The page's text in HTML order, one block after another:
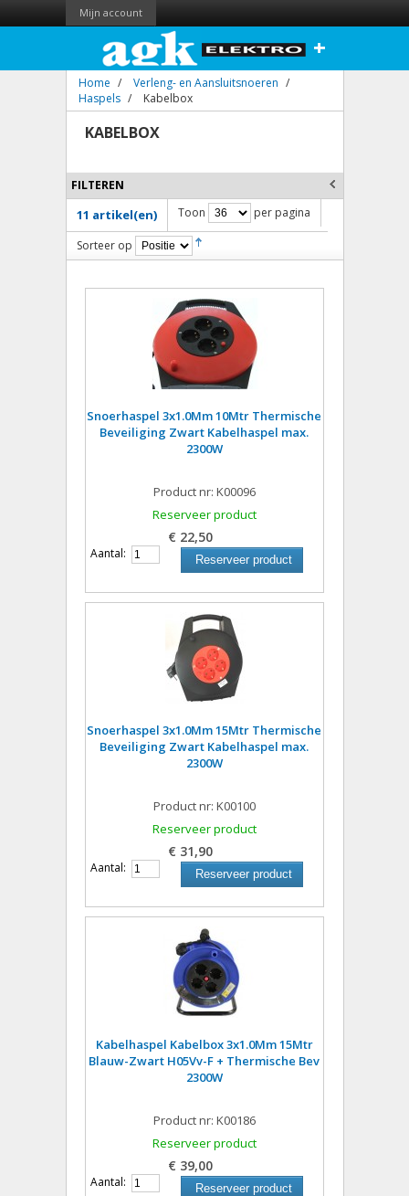
Mijn account
+
Home / Verleng- en Aansluitsnoeren /
Haspels / Kabelbox
KABELBOX
FILTEREN
11 artikel(en) Toon per pagina
Sorteer op
Snoerhaspel 3x1.0Mm 10Mtr Thermische
Beveiliging Zwart Kabelhaspel max.
2300W
Product nr: K00096
Reserveer product
€ 22,50
Aantal: Reserveer product
Snoerhaspel 3x1.0Mm 15Mtr Thermische
Beveiliging Zwart Kabelhaspel max.
2300W
Product nr: K00100
Reserveer product
€ 31,90
Aantal: Reserveer product
Kabelhaspel Kabelbox 3x1.0Mm 15Mtr
Blauw-Zwart H05Vv-F + Thermische Bev
2300W
Product nr: K00186
Reserveer product
€ 39,00
Aantal: Reserveer product